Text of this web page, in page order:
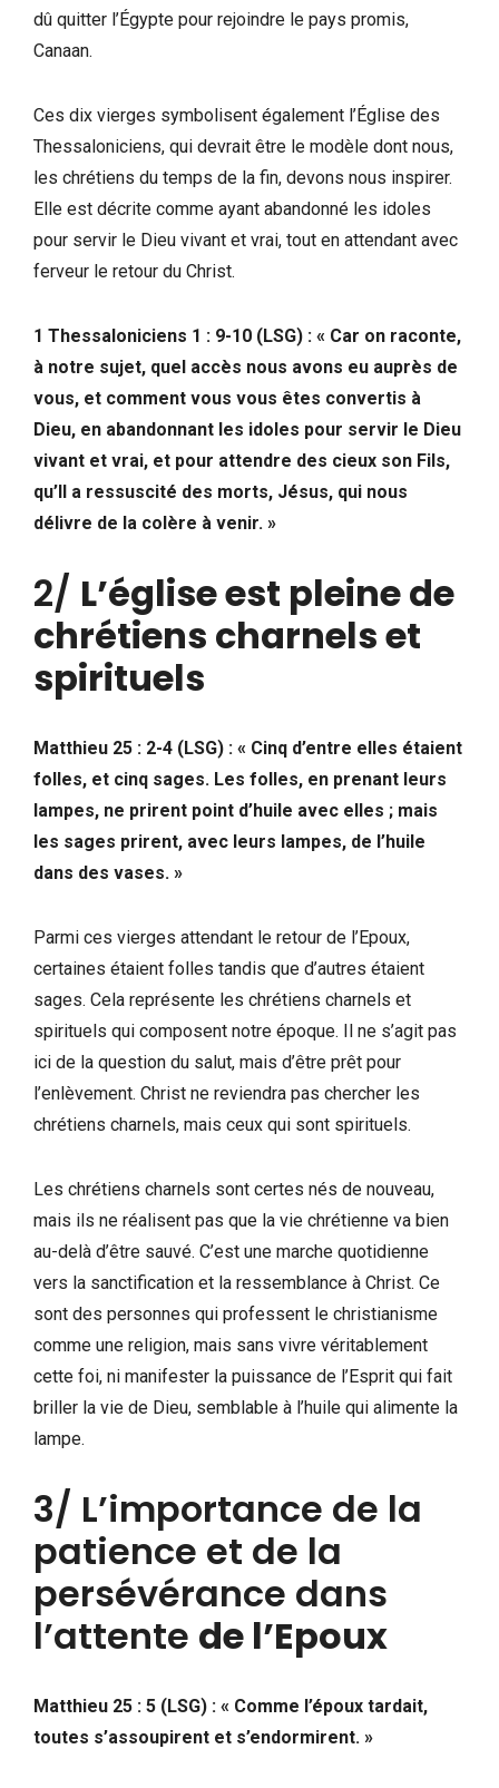
dû quitter l’Égypte pour rejoindre le pays promis,
Canaan.
Ces dix vierges symbolisent également l’Église des
Thessaloniciens, qui devrait être le modèle dont nous,
les chrétiens du temps de la fin, devons nous inspirer.
Elle est décrite comme ayant abandonné les idoles
pour servir le Dieu vivant et vrai, tout en attendant avec
ferveur le retour du Christ.
1 Thessaloniciens 1 : 9-10 (LSG) : « Car on raconte,
à notre sujet, quel accès nous avons eu auprès de
vous, et comment vous vous êtes convertis à
Dieu, en abandonnant les idoles pour servir le Dieu
vivant et vrai, et pour attendre des cieux son Fils,
qu’Il a ressuscité des morts, Jésus, qui nous
délivre de la colère à venir. »
2/ L’église est pleine de
chrétiens charnels et
spirituels
Matthieu 25 : 2-4 (LSG) : « Cinq d’entre elles étaient
folles, et cinq sages. Les folles, en prenant leurs
lampes, ne prirent point d’huile avec elles ; mais
les sages prirent, avec leurs lampes, de l’huile
dans des vases. »
Parmi ces vierges attendant le retour de l’Epoux,
certaines étaient folles tandis que d’autres étaient
sages. Cela représente les chrétiens charnels et
spirituels qui composent notre époque. Il ne s’agit pas
ici de la question du salut, mais d’être prêt pour
l’enlèvement. Christ ne reviendra pas chercher les
chrétiens charnels, mais ceux qui sont spirituels.
Les chrétiens charnels sont certes nés de nouveau,
mais ils ne réalisent pas que la vie chrétienne va bien
au-delà d’être sauvé. C’est une marche quotidienne
vers la sanctification et la ressemblance à Christ. Ce
sont des personnes qui professent le christianisme
comme une religion, mais sans vivre véritablement
cette foi, ni manifester la puissance de l’Esprit qui fait
briller la vie de Dieu, semblable à l’huile qui alimente la
lampe.
3/ L’importance de la
patience et de la
persévérance dans
l’attente de l’Epoux
Matthieu 25 : 5 (LSG) : « Comme l’époux tardait,
toutes s’assoupirent et s’endormirent. »